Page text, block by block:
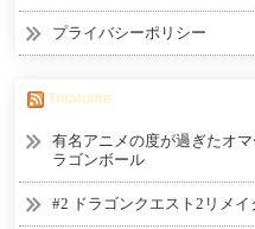
プライバシーポリシー
Tmatome
有名アニメの度が過ぎたオ
ラゴンボール
#2 ドラゴンクエスト2リメイ